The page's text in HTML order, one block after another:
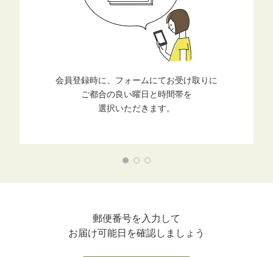
会員登録時に、フォームにてお受け取りに
ご都合の良い曜日と時間帯を
選択いただきます。
郵便番号を入力して
お届け可能日を確認しましょう